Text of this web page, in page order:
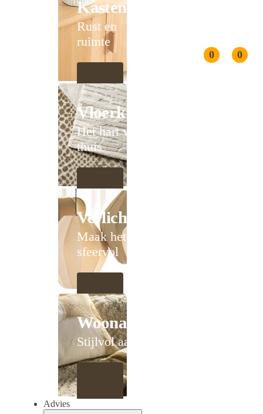
0 0
Kasten
Rust en
ruimte
Vloerkleden
Het hart van
thuis
Verlichting
Maak het
sfeervol
Woonaccessoires
Stijlvol aanschuiven
Advies